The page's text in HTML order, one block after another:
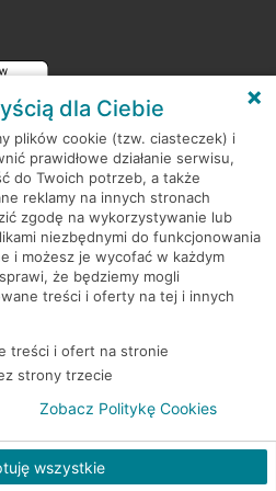
S.A. Wszelkie prawa zastrzeżone
dla Ciebie
plików cookie (tzw. ciasteczek) i
prawidłowe działanie serwisu,
do Twoich potrzeb, a także
reklamy na innych stronach
zgodę na wykorzystywanie lub
niezbędnymi do funkcjonowania
i możesz je wycofać w każdym
że będziemy mogli
treści i oferty na tej i innych
treści i ofert na stronie
strony trzecie
wszystkie
Zobacz Politykę Cookies